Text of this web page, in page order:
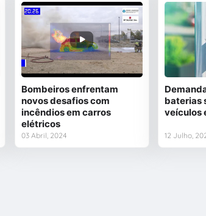
Bombeiros enfrentam
novos desafios com
incêndios em carros
elétricos
03 Abril, 2024
baterias
veículos
12 Julho,